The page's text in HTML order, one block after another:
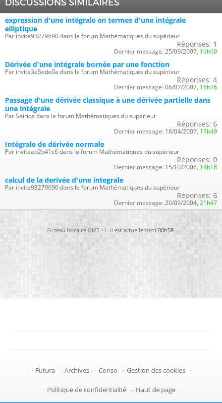
DISCUSSIONS SIMILAIRES
expression d'une intégrale en termes d'une intégrale
elliptique
Par invite93279690 dans le forum Mathématiques du supérieur
Réponses: 1
Dernier message: 25/09/2007, 19h00
Dérivée d'une intégrale bornée par une fonction
Par invite3e5ede0a dans le forum Mathématiques du supérieur
Réponses: 4
Dernier message: 06/07/2007, 15h36
Passage d'une dérivée classique à une dérivée partielle dans
une intégrale
Par Seirios dans le forum Mathématiques du supérieur
Réponses: 6
Dernier message: 18/04/2007, 17h49
Intégrale de dérivée normale
Par inviteab2b41c6 dans le forum Mathématiques du supérieur
Réponses: 0
Dernier message: 15/10/2006, 14h18
calcul de la derivée d'une integrale
Par invite93279690 dans le forum Mathématiques du supérieur
Réponses: 6
Dernier message: 20/09/2004, 21h47
Fuseau horaire GMT +1. Il est actuellement00h58.
- Futura - Archives - Conso - Gestion des cookies -
Politique de confidentialité - Haut de page